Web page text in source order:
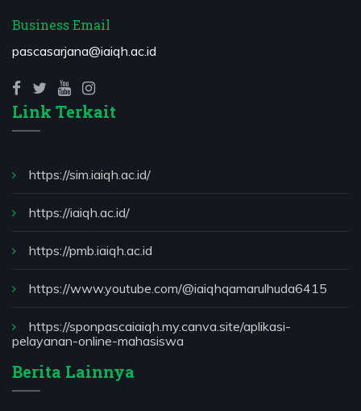
Business Email
pascasarjana@iaiqh.ac.id
Link Terkait
https://sim.iaiqh.ac.id/
https://iaiqh.ac.id/
https://pmb.iaiqh.ac.id
https://www.youtube.com/@iaiqhqamarulhuda6415
https://sponpascaiaiqh.my.canva.site/aplikasi-
pelayanan-online-mahasiswa
Berita Lainnya